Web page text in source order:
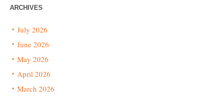
ARCHIVES
July 2026
June 2026
May 2026
April 2026
March 2026